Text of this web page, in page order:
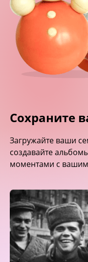
Сохраните
Загружайте ваши
создавайте
моментами с